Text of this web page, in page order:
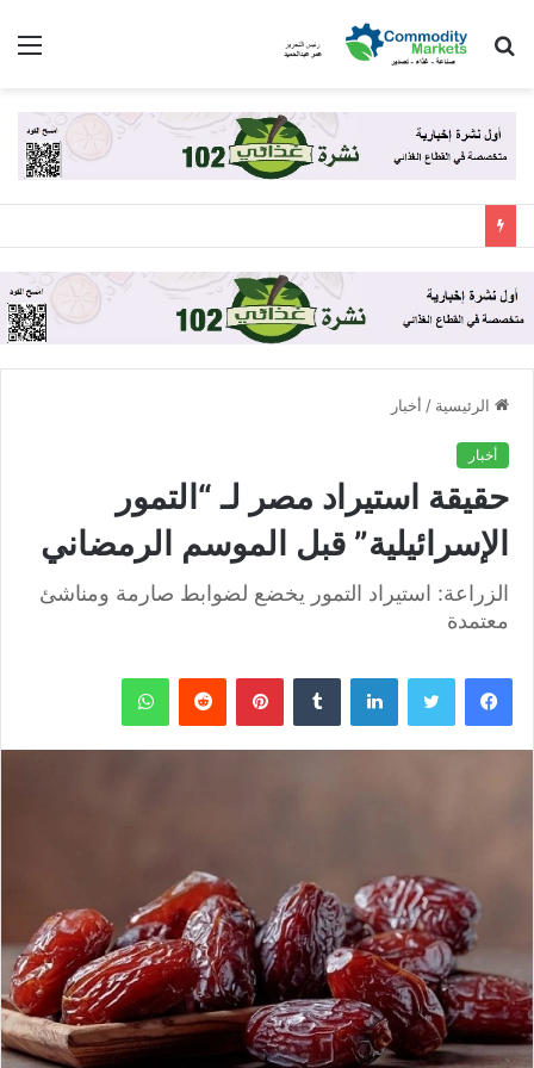
بحث
الرئيسية / أخبار
أخبار
حقيقة استيراد مصر لـ “التمور
الإسرائيلية” قبل الموسم الرمضاني
الزراعة: استيراد التمور يخضع لضوابط صارمة ومناشئ
معتمدة
فيسبوك تويتر لينكدإن بينتيريست واتساب